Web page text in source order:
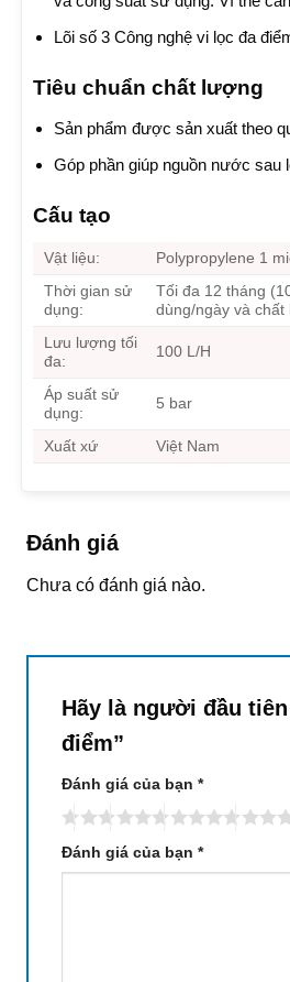
Lõi số 3 Công nghệ vi lọc đa
Tiêu chuẩn chất lượng
Sản phẩm được sản xuất theo
Góp phần giúp nguồn nước sau
Cấu tạo
Vật liệu:
Polypropylene 1
Thời gian sử
dụng:
Tối đa 12 tháng
dùng/ngày và
Lưu lượng tối
đa:
100 L/H
Áp suất sử
dụng:
5 bar
Xuất xứ Việt Nam
Đánh giá
Chưa có đánh giá nào.
Hãy là người đầu
điểm”
Đánh giá của bạn *
Đánh giá của bạn *